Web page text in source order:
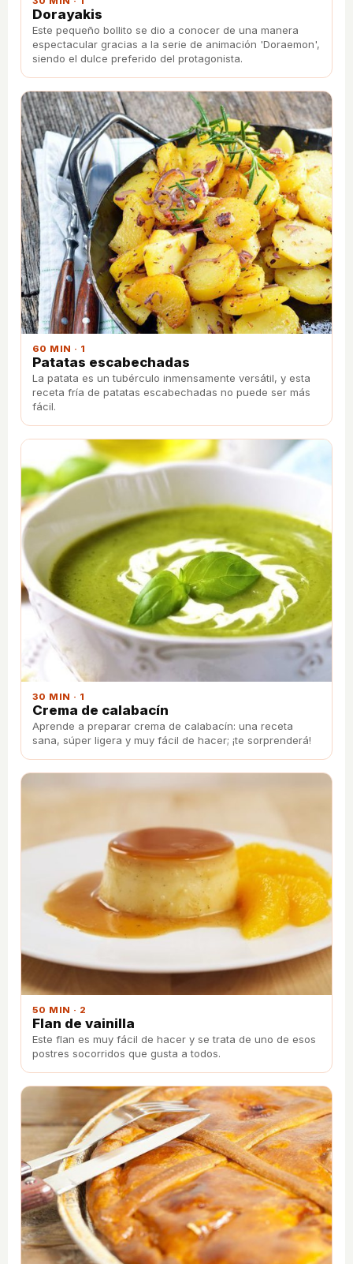
Dorayakis
Este pequeño bollito se dio a conocer de una manera
espectacular gracias a la serie de animación 'Doraemon',
siendo el dulce preferido del protagonista.
60 MIN · 1
Patatas escabechadas
La patata es un tubérculo inmensamente versátil, y esta
receta fría de patatas escabechadas no puede ser más
fácil.
30 MIN · 1
Crema de calabacín
Aprende a preparar crema de calabacín: una receta
sana, súper ligera y muy fácil de hacer; ¡te sorprenderá!
50 MIN · 2
Flan de vainilla
Este flan es muy fácil de hacer y se trata de uno de esos
postres socorridos que gusta a todos.